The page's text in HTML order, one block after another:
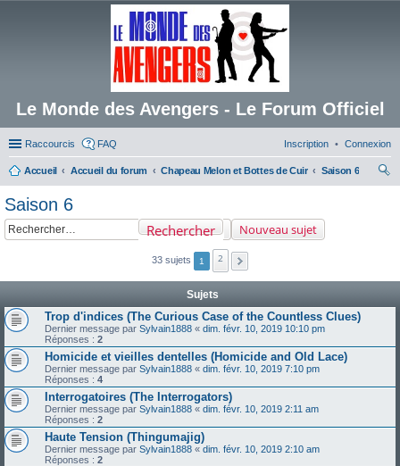
Le Monde des Avengers - Le Forum Officiel
Raccourcis FAQ Connexion
Inscription
Accueil Accueil du forum Chapeau Melon et Bottes de Cuir
Saison 6
Saison 6
Nouveau sujet
Rechercher
33 sujets 1 2
Sujets
Trop d'indices (The Curious Case of the Countless Clues)
Dernier message par Sylvain1888 « dim. févr. 10, 2019 10:10 pm
Réponses : 2
Homicide et vieilles dentelles (Homicide and Old Lace)
Dernier message par Sylvain1888 « dim. févr. 10, 2019 7:10 pm
Réponses : 4
Interrogatoires (The Interrogators)
Dernier message par Sylvain1888 « dim. févr. 10, 2019 2:11 am
Réponses : 2
Haute Tension (Thingumajig)
Dernier message par Sylvain1888 « dim. févr. 10, 2019 2:10 am
Réponses : 2